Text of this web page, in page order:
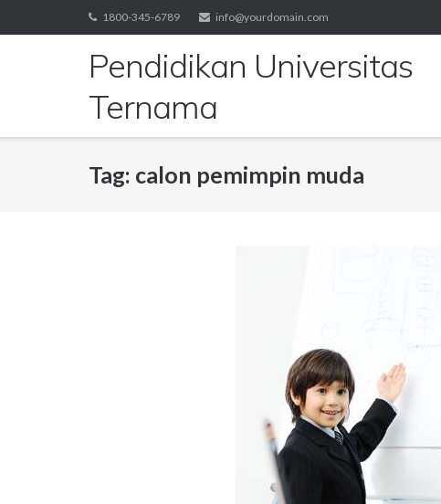
to
1800-345-6789 info@yourdomain.com
Pendidikan Universitas
Ternama
Tag: calon pemimpin muda